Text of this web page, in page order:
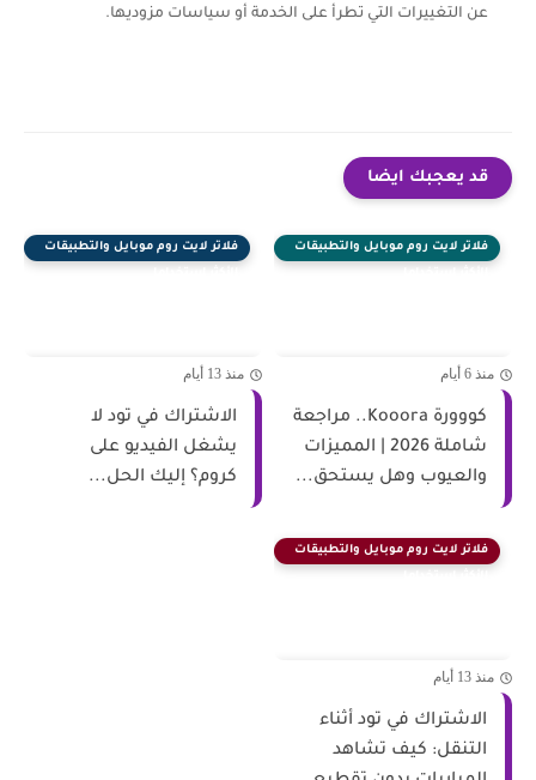
عن التغييرات التي تطرأ على الخدمة أو سياسات مزوديها.
قد يعجبك ايضا
فلاتر لايت روم موبايل والتطبيقات
منذ 6 أيام
كووورة Kooora.. مراجعة
شاملة 2026 | المميزات
والعيوب وهل يستحق...
فلاتر لايت روم موبايل والتطبيقات
منذ 13 أيام
الاشتراك في تود لا
يشغل الفيديو على
كروم؟ إليك الحل...
فلاتر لايت روم موبايل والتطبيقات
منذ 13 أيام
الاشتراك في تود أثناء
التنقل: كيف تشاهد